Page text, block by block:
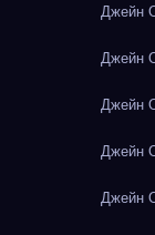
Джейн
Джейн
Джейн
Джейн
Джейн